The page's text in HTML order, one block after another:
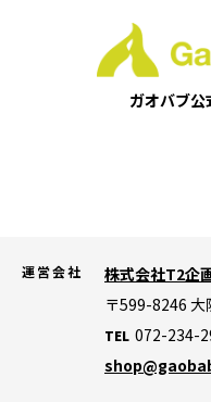
ガオバブ公
運営会社
株式会社T2企
〒599-8246 大
TEL 072-234-